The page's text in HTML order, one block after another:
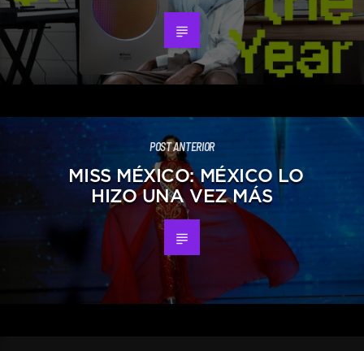
POST ANTERIOR
MISS MÉXICO: MÉXICO LO
HIZO UNA VEZ MÁS